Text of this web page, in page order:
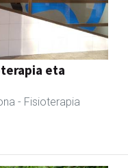
eta
- Fisioterapia